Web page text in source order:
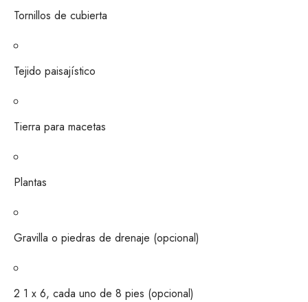
Tornillos de cubierta
Tejido paisajístico
Tierra para macetas
Plantas
Gravilla o piedras de drenaje (opcional)
2 1 x 6, cada uno de 8 pies (opcional)